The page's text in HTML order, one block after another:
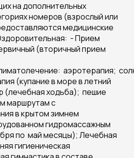
на дополнительных
номеров (взрослый или
медицинские
- Прием
(вторичный прием
аэротерапия;
(купание в море в летний
(лечебная ходьба); пешие
маршрутам с
в крытом зимнем
гидромассажным
по май месяцы); Лечебная
гигиеническая